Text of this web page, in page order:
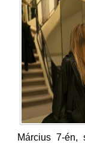
Március 7-én,